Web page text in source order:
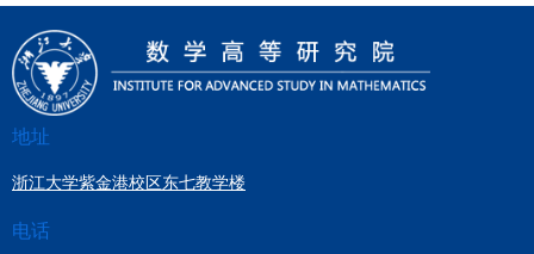
地址
浙江大学紫金港校区东七教学楼
电话